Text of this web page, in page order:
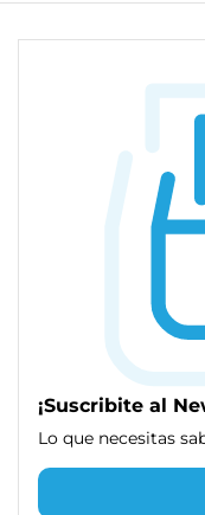
¡Suscribite al
Lo que necesitas